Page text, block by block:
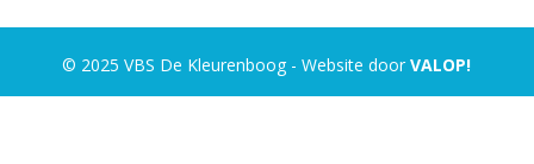
© 2025 VBS De Kleurenboog - Website doorVALOP!